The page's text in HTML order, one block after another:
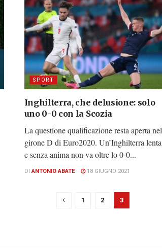
SPORT
Inghilterra, che delusione: solo
uno 0-0 con la Scozia
La questione qualificazione resta aperta nel
girone D di Euro2020. Un’Inghilterra lenta
e senza anima non va oltre lo 0-0...
DI ANTONIO ABATE 18 GIUGNO 2021
1 2 3